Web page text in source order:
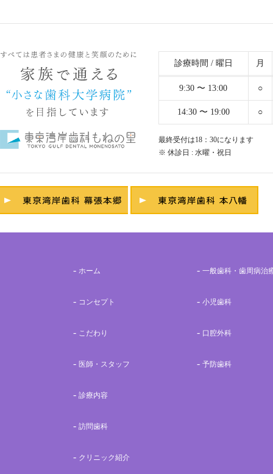
診療時間 / 曜日 月
9:30 〜 13:00 ○
14:30 〜 19:00 ○
最終受付は18：30になります
※ 休診日 : 水曜・祝日
ホーム
コンセプト
こだわり
医師・スタッフ
診療内容
訪問歯科
クリニック紹介
一般歯科・歯周病治
小児歯科
口腔外科
予防歯科